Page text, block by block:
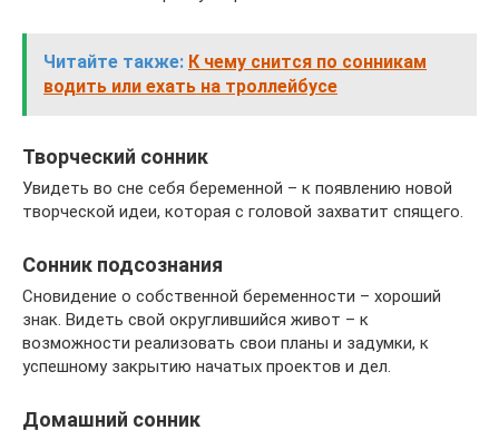
Читайте также: К чему снится по сонникам
водить или ехать на троллейбусе
Творческий сонник
Увидеть во сне себя беременной – к появлению новой
творческой идеи, которая с головой захватит спящего.
Сонник подсознания
Сновидение о собственной беременности – хороший
знак. Видеть свой округлившийся живот – к
возможности реализовать свои планы и задумки, к
успешному закрытию начатых проектов и дел.
Домашний сонник